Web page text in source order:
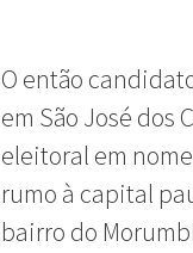
O então
em São José dos
eleitoral em
rumo à capital
bairro do